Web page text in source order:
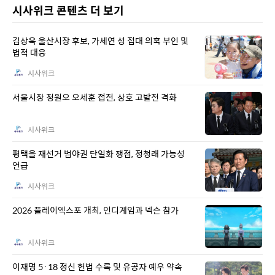
시사위크 콘텐츠 더 보기
김상욱 울산시장 후보, 가세연 성 접대 의혹 부인 및
법적 대응
시사위크
서울시장 정원오 오세훈 접전, 상호 고발전 격화
시사위크
평택을 재선거 범야권 단일화 쟁점, 정청래 가능성
언급
시사위크
2026 플레이엑스포 개최, 인디게임과 넥슨 참가
시사위크
이재명 5·18 정신 헌법 수록 및 유공자 예우 약속